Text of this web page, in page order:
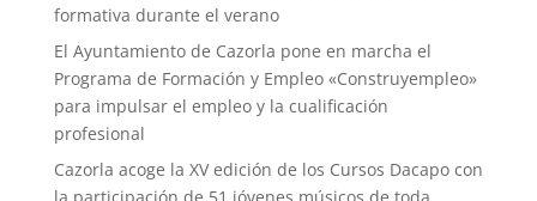
formativa durante el verano
El Ayuntamiento de Cazorla pone en marcha el
Programa de Formación y Empleo «Construyempleo»
para impulsar el empleo y la cualificación
profesional
Cazorla acoge la XV edición de los Cursos Dacapo con